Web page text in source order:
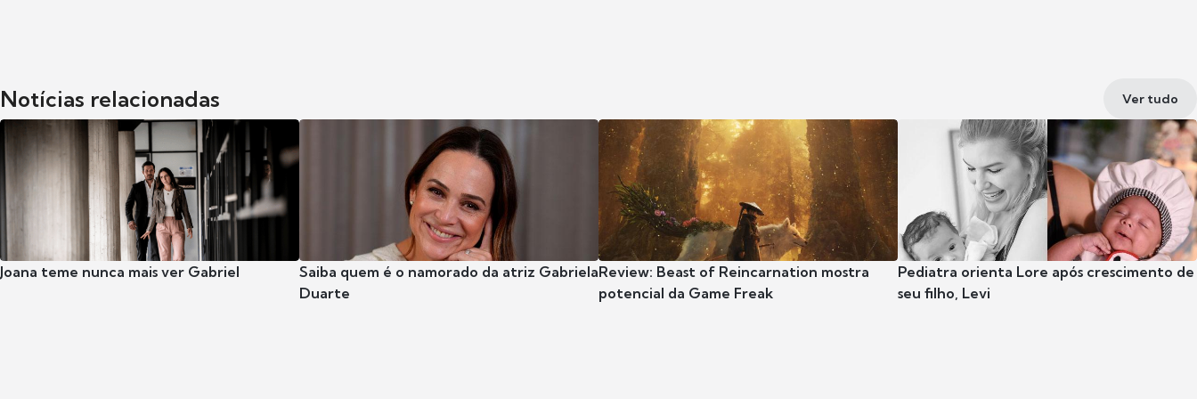
Notícias relacionadas Ver tudo
Joana teme nunca mais ver Gabriel
Saiba quem é o namorado da atriz Gabriela
Duarte
Review: Beast of Reincarnation mostra
potencial da Game Freak
Pediatra orienta Lore após crescimento de
seu filho, Levi